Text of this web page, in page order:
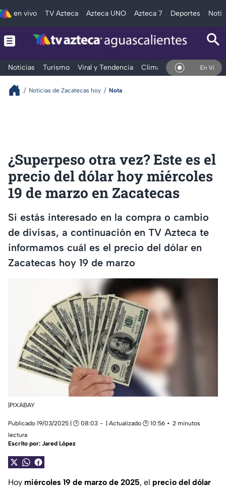
en vivo TV Azteca Azteca UNO Azteca 7 Deportes
Noticias Turismo Viral y Tendencia Clima Deportes En Vivo
Noticias de Zacatecas hoy Nota
¿Superpeso otra vez? Este es el
precio del dólar hoy miércoles
19 de marzo en Zacatecas
Si estás interesado en la compra o cambio
de divisas, a continuación en TV Azteca te
informamos cuál es el precio del dólar en
Zacatecas hoy 19 de marzo
|PIXABAY
Publicado 19/03/2025 | 🕑 08:03 | Actualizado 🕑 10:56
2 minutos
lectura
Escrito por: Jared López
Hoy miércoles 19 de marzo de 2025, el precio del dólar